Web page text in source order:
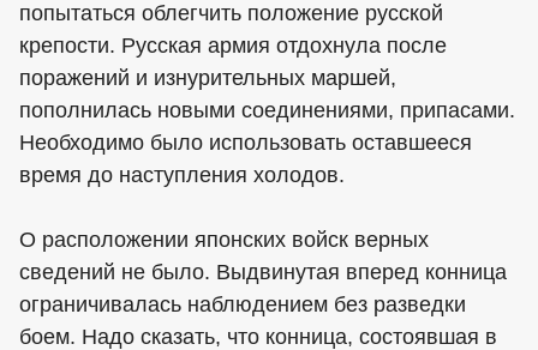
попытаться облегчить положение русской
крепости. Русская армия отдохнула после
поражений и изнурительных маршей,
пополнилась новыми соединениями, припасами.
Необходимо было использовать оставшееся
время до наступления холодов.
О расположении японских войск верных
сведений не было. Выдвинутая вперед конница
ограничивалась наблюдением без разведки
боем. Надо сказать, что конница, состоявшая в